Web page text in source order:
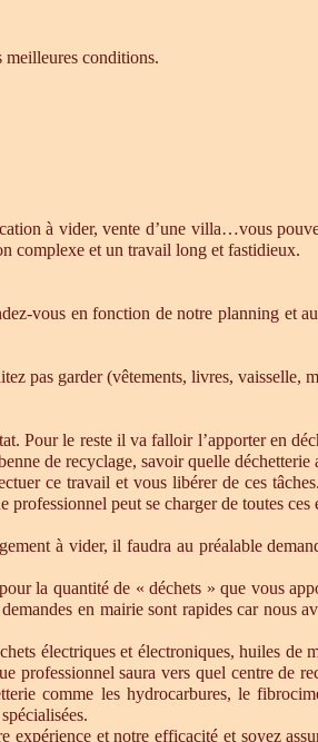
meilleures conditions.
à vider, vente d’une villa…vous
complexe et un travail long et fastidieux.
vous en fonction de notre planning et
pas garder (vêtements, livres, vaisselle,
Pour le reste il va falloir l’apporter en
de recyclage, savoir quelle déchetterie
ce travail et vous libérer de ces
peut se charger de toutes ces
à vider, il faudra au préalable
la quantité de « déchets » que vous
en mairie sont rapides car nous
électriques et électroniques, huiles de
professionnel saura vers quel centre de
comme les hydrocarbures, le
expérience et notre efficacité et soyez